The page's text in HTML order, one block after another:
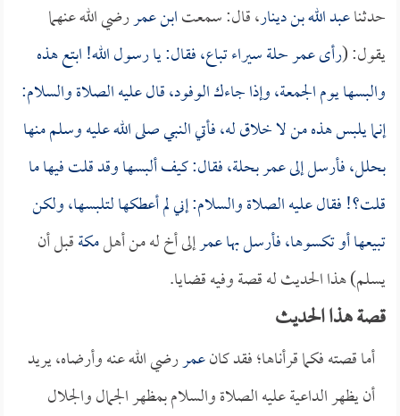
حدثناعبد الله بن دينار، قال: سمعتابن عمررضي الله عنهما
يقول: (رأىعمرحلة سيراء تباع، فقال: يا رسول الله! ابتع هذه
والبسها يوم الجمعة، وإذا جاءك الوفود، قال عليه الصلاة والسلام:
إنما يلبس هذه من لا خلاق له، فأتي النبي صلى الله عليه وسلم منها
بحلل، فأرسل إلىعمربحلة، فقال: كيف ألبسها وقد قلت فيها ما
قلت؟! فقال عليه الصلاة والسلام: إني لم أعطكها لتلبسها، ولكن
تبيعها أو تكسوها، فأرسل بهاعمرإلى أخ له من أهلمكةقبل أن
يسلم) هذا الحديث له قصة وفيه قضايا.
قصة هذا الحديث
أما قصته فكما قرأناها؛ فقد كانعمررضي الله عنه وأرضاه، يريد
أن يظهر الداعية عليه الصلاة والسلام بمظهر الجمال والجلال